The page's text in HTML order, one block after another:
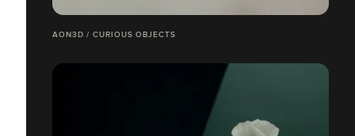
AON3D / CURIOUS OBJECTS